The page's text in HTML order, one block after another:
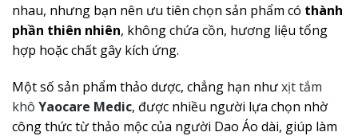
nhau, nhưng bạn nên ưu tiên chọn sản phẩm có thành
phần thiên nhiên, không chứa cồn, hương liệu tổng
hợp hoặc chất gây kích ứng.
Một số sản phẩm thảo dược, chẳng hạn nhưxịt tắm
khô Yaocare Medic, được nhiều người lựa chọn nhờ
công thức từ thảo mộc của người Dao Áo dài, giúp làm